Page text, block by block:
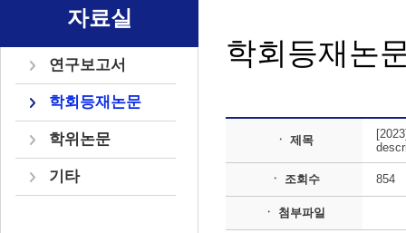
자료실
연구보고서
학회등재논문
학위논문
기타
학회등재논
ㆍ 제목
ㆍ 조회수 854
ㆍ 첨부파일